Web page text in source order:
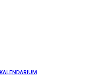
KALENDARIUM